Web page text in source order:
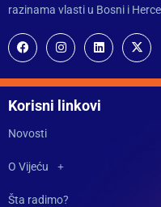
razinama vlasti u Bosni i
Korisni linkovi
Novosti
O Vijeću
Šta radimo?